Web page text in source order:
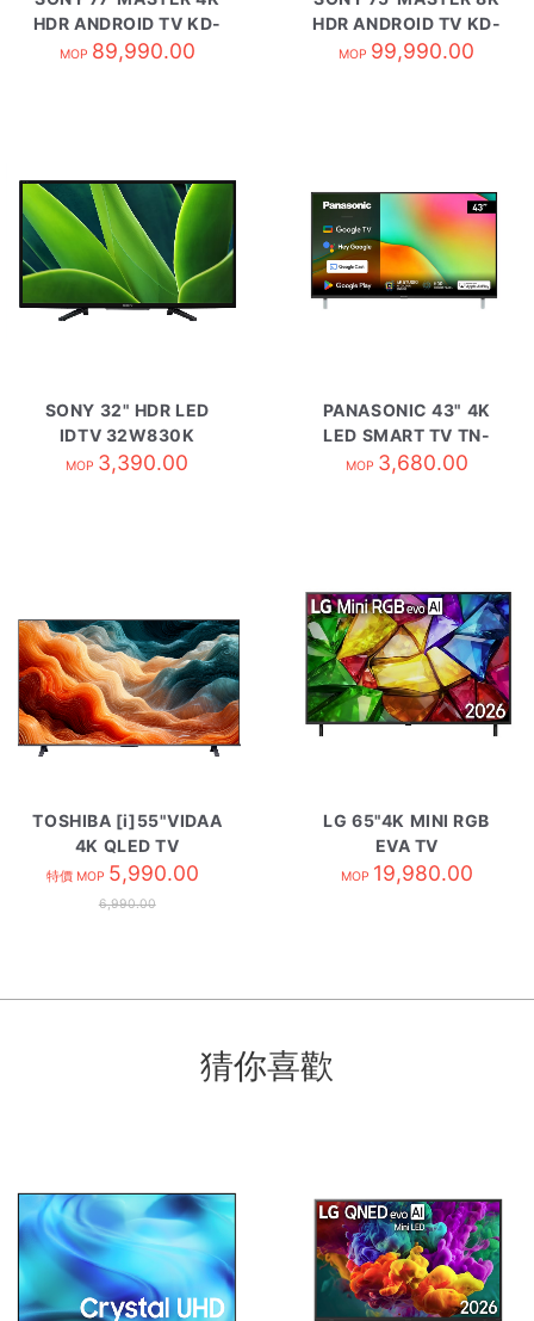
HDR ANDROID TV KD-
77A9G
MOP 89,990.00
HDR ANDROID TV KD-
Z9J
MOP 99,990.00
SONY 32" HDR LED
IDTV 32W830K
MOP 3,390.00
PANASONIC 43" 4K
LED SMART TV TN-
43W70BGH
MOP 3,680.00
TOSHIBA [i]55"VIDAA
4K QLED TV
55M450SK
特價 MOP 5,990.00
6,990.00
LG 65"4K MINI RGB
EVA TV
65MRG85BCA
MOP 19,980.00
猜你喜歡